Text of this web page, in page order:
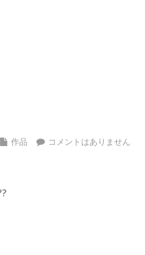
作品 コメントはありません